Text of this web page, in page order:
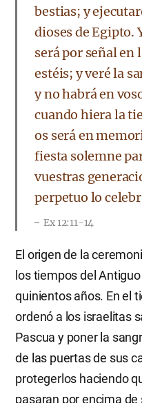
bestias; y
dioses de Egipto.
será por señal en
estéis; y veré la
y no habrá en
cuando hiera la
os será en
fiesta solemne
vuestras
perpetuo lo
Ex 12:11-14
El origen de la
los tiempos del
quinientos años. En el
ordenó a los israelitas
Pascua y poner la
de las puertas de sus
protegerlos haciendo
pasaran por encima